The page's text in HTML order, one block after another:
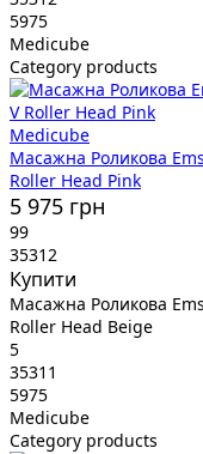
5975
Medicube
Category products
Medicube
Масажна Роликова
Roller Head Pink
5 975 грн
99
35312
Купити
Масажна Роликова
Roller Head Beige
5
35311
5975
Medicube
Category products